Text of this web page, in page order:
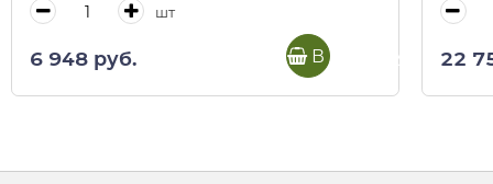
шт
6 948 руб. В корзину 22